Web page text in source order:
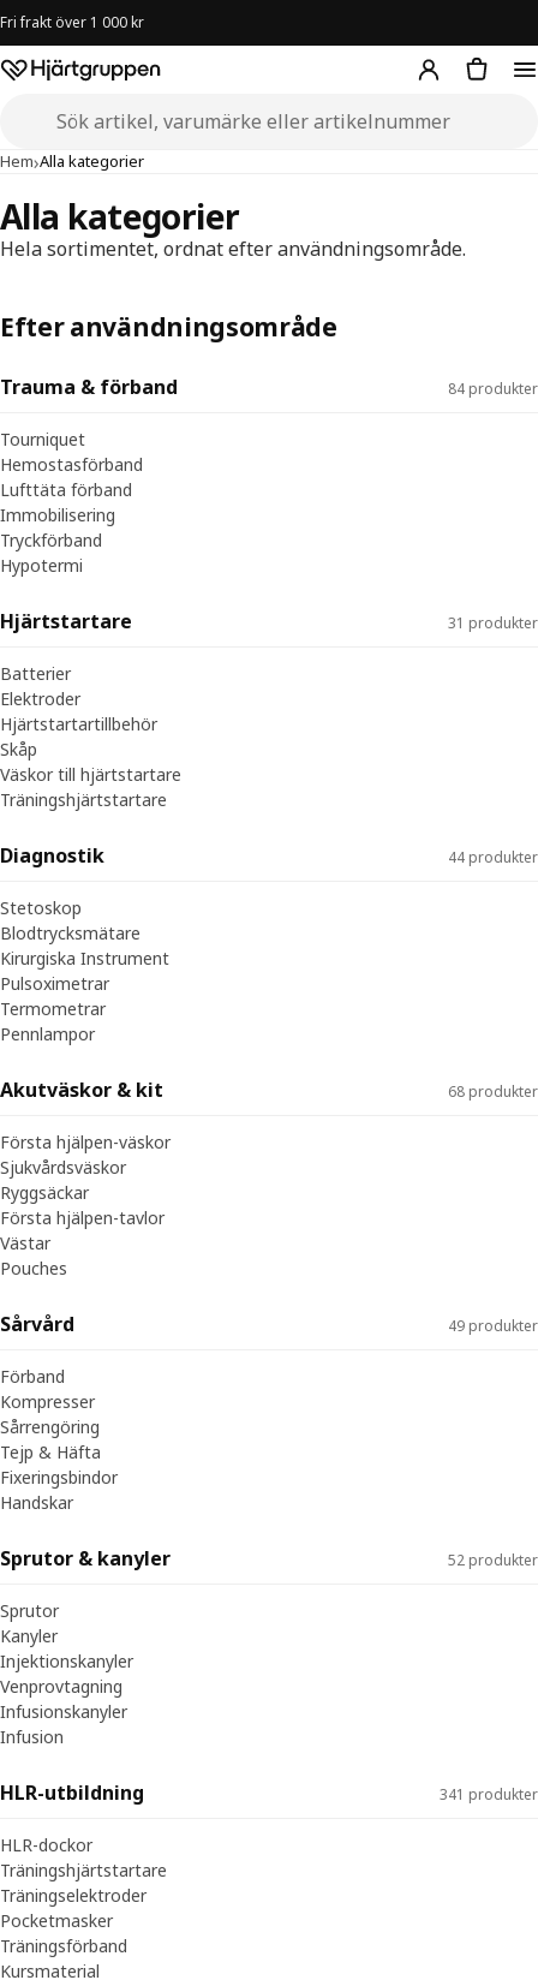
Fri frakt över 1 000 kr
Hjärtgruppen – startsida
Hem›Alla kategorier
Alla kategorier
Hela sortimentet, ordnat efter användningsområde.
Efter användningsområde
Trauma & förband 84 produkter
Tourniquet
Hemostasförband
Lufttäta förband
Immobilisering
Tryckförband
Hypotermi
Hjärtstartare 31 produkter
Batterier
Elektroder
Hjärtstartartillbehör
Skåp
Väskor till hjärtstartare
Träningshjärtstartare
Diagnostik 44 produkter
Stetoskop
Blodtrycksmätare
Kirurgiska Instrument
Pulsoximetrar
Termometrar
Pennlampor
Akutväskor & kit 68 produkter
Första hjälpen-väskor
Sjukvårdsväskor
Ryggsäckar
Första hjälpen-tavlor
Västar
Pouches
Sårvård 49 produkter
Förband
Kompresser
Sårrengöring
Tejp & Häfta
Fixeringsbindor
Handskar
Sprutor & kanyler 52 produkter
Sprutor
Kanyler
Injektionskanyler
Venprovtagning
Infusionskanyler
Infusion
HLR-utbildning 341 produkter
HLR-dockor
Träningshjärtstartare
Träningselektroder
Pocketmasker
Träningsförband
Kursmaterial